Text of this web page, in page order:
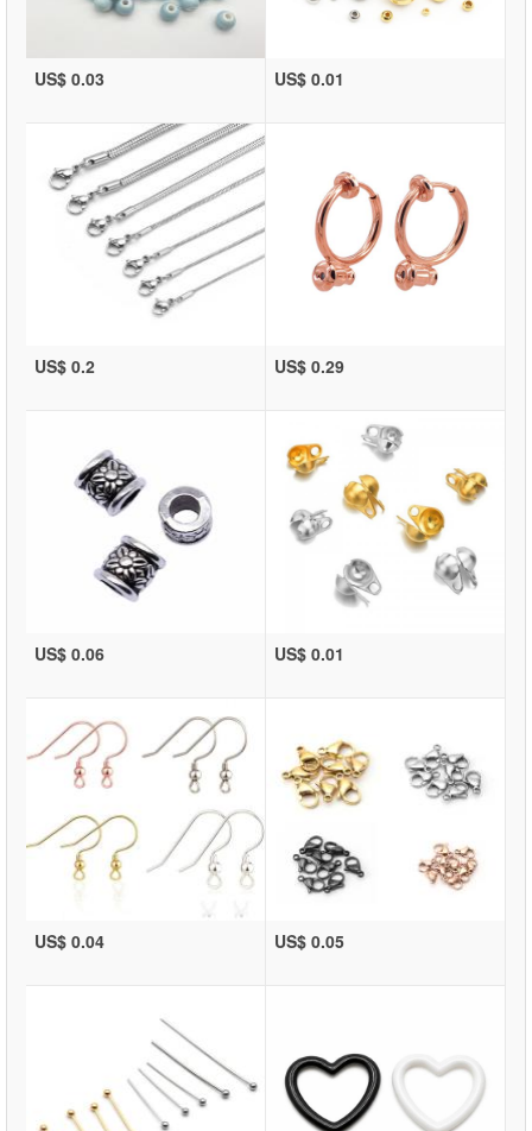
US$ 0.03 US$ 0.01
US$ 0.2 US$ 0.29
US$ 0.06 US$ 0.01
US$ 0.04 US$ 0.05